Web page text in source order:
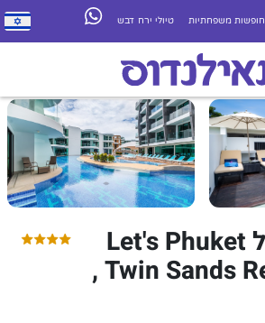
חופשות משפחתיות טיולי ירח דבש
חוות דעת על Let's Phuket
Twin Sands Resort & Spa ,